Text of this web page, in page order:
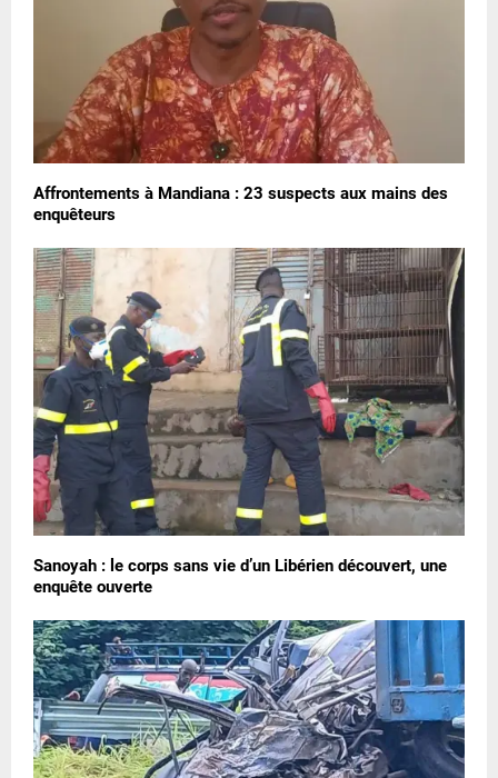
Affrontements à Mandiana : 23 suspects aux mains des
enquêteurs
Sanoyah : le corps sans vie d’un Libérien découvert, une
enquête ouverte